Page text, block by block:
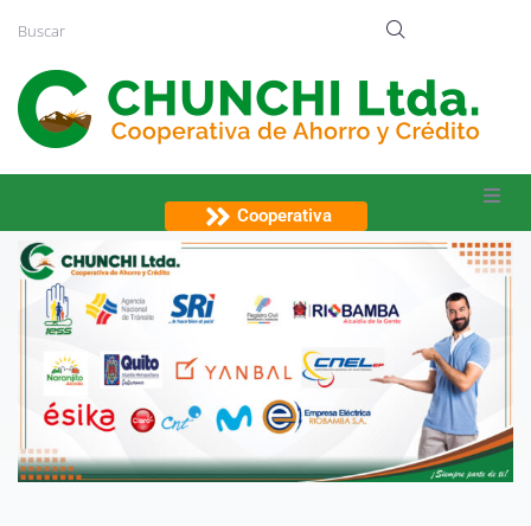
Inicio
Quiénes Somos
Productos y Servicios
Informate
Cooperativa